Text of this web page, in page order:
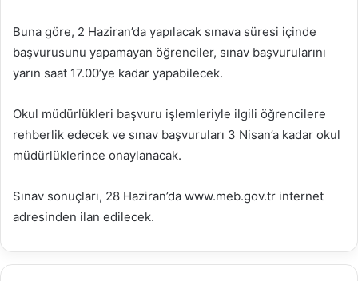
Buna göre, 2 Haziran’da yapılacak sınava süresi içinde
başvurusunu yapamayan öğrenciler, sınav başvurularını
yarın saat 17.00’ye kadar yapabilecek.
Okul müdürlükleri başvuru işlemleriyle ilgili öğrencilere
rehberlik edecek ve sınav başvuruları 3 Nisan’a kadar okul
müdürlüklerince onaylanacak.
Sınav sonuçları, 28 Haziran’da www.meb.gov.tr internet
adresinden ilan edilecek.